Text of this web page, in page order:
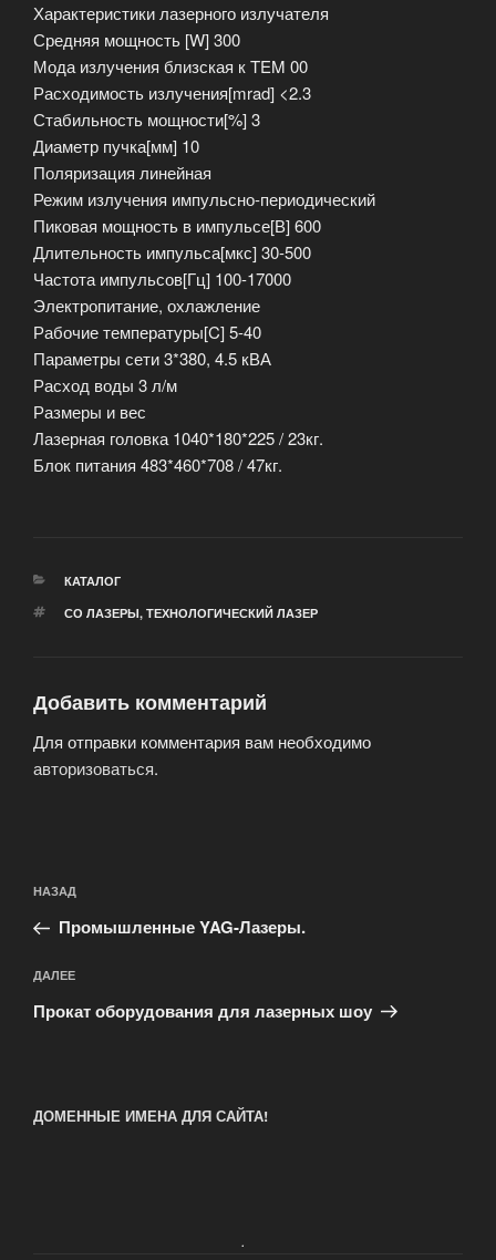
Характеристики лазерного излучателя
Средняя мощность [W] 300
Мода излучения близская к TEM 00
Расходимость излучения[mrad] <2.3
Стабильность мощности[%] 3
Диаметр пучка[мм] 10
Поляризация линейная
Режим излучения импульсно-периодический
Пиковая мощность в импульсе[В] 600
Длительность импульса[мкс] 30-500
Частота импульсов[Гц] 100-17000
Электропитание, охлажление
Рабочие температуры[C] 5-40
Параметры сети 3*380, 4.5 кВА
Расход воды 3 л/м
Размеры и вес
Лазерная головка 1040*180*225 / 23кг.
Блок питания 483*460*708 / 47кг.
РУБРИКИ
КАТАЛОГ
МЕТКИ
СО ЛАЗЕРЫ, ТЕХНОЛОГИЧЕСКИЙ ЛАЗЕР
Добавить комментарий
Для отправки комментария вам необходимо
авторизоваться.
по
записям
Предыдущая
запись:
НАЗАД
Промышленные YAG-Лазеры.
Следующая
запись
ДАЛЕЕ
Прокат оборудования для лазерных шоу
ДОМЕННЫЕ ИМЕНА ДЛЯ САЙТА!
.